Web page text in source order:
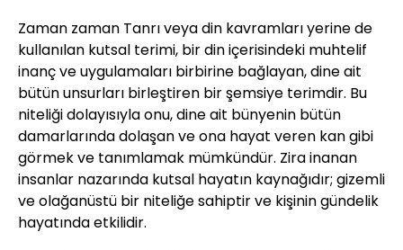
Zaman zaman Tanrı veya din kavramları yerine de
kullanılan kutsal terimi, bir din içerisindeki muhtelif
inanç ve uygulamaları birbirine bağlayan, dine ait
bütün unsurları birleştiren bir şemsiye terimdir. Bu
niteliği dolayısıyla onu, dine ait bünyenin bütün
damarlarında dolaşan ve ona hayat veren kan gibi
görmek ve tanımlamak mümkündür. Zira inanan
insanlar nazarında kutsal hayatın kaynağıdır; gizemli
ve olağanüstü bir niteliğe sahiptir ve kişinin gündelik
hayatında etkilidir.